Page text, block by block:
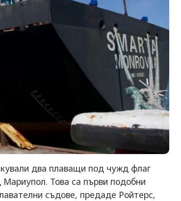
два плаващи под чужд флаг
Мариупол. Това са първи подобни
съдове, предаде Ройтерс,